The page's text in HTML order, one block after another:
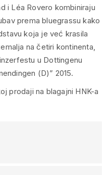
i Léa Rovero kombiniraju
prema bluegrassu kako
koja je već krasila
na četiri kontinenta,
u Dottingenu
(D)” 2015.
prodaji na blagajni HNK-a